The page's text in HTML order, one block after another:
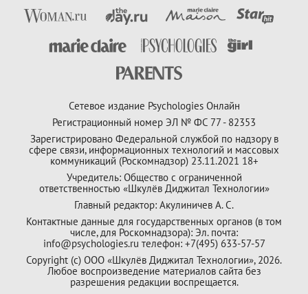
Сетевое издание Psychologies Онлайн
Регистрационный номер ЭЛ № ФС 77 - 82353
Зарегистрировано Федеральной службой по надзору в
сфере связи, информационных технологий и массовых
коммуникаций (Роскомнадзор) 23.11.2021 18+
Учредитель: Общество с ограниченной
ответственностью «Шкулёв Диджитал Технологии»
Главный редактор: Акулиничев А. С.
Контактные данные для государственных органов (в том
числе, для Роскомнадзора): Эл. почта:
info@psychologies.ru телефон: +7(495) 633-57-57
Copyright (с) ООО «Шкулёв Диджитал Технологии», 2026.
Любое воспроизведение материалов сайта без
разрешения редакции воспрещается.